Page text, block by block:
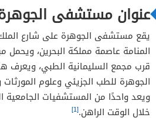
عنوان مستشفى
يقع مستشفى الجوهرة على شارع
قرب مجمع السليمانية الطبي، ويعرف
الجوهرة للطب الجزيئي وعلوم المورثات
ويعد واحدًا من المستشفيات الجامعية
خلال الوقت الراهن.[1]